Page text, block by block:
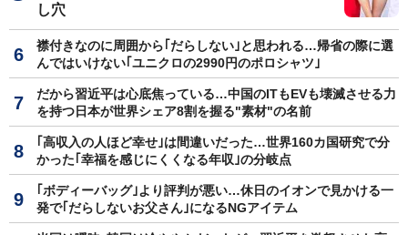
し穴
襟付きなのに周囲から｢だらしない｣と思われる…帰省の際に選
んではいけない｢ユニクロの2990円のポロシャツ｣
だから習近平は心底焦っている…中国のITもEVも壊滅させる力
を持つ日本が世界シェア8割を握る"素材"の名前
｢高収入の人ほど幸せ｣は間違いだった…世界160カ国研究で分
かった｢幸福を感じにくくなる年収｣の分岐点
｢ボディーバッグ｣より評判が悪い…休日のイオンで見かける一
発で｢だらしないお父さん｣になるNGアイテム